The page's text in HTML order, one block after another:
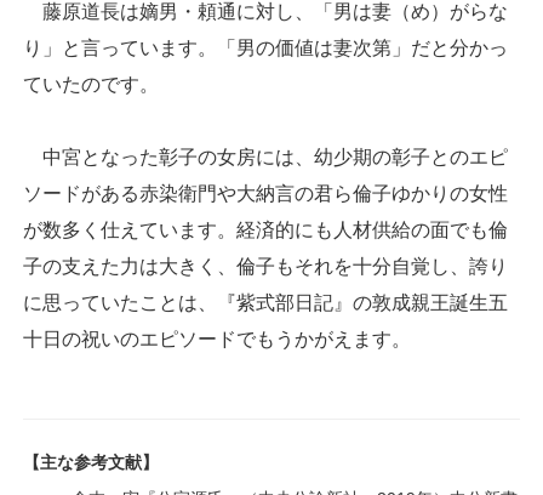
藤原道長は嫡男・頼通に対し、「男は妻（め）がらな
り」と言っています。「男の価値は妻次第」だと分かっ
ていたのです。
中宮となった彰子の女房には、幼少期の彰子とのエピ
ソードがある赤染衛門や大納言の君ら倫子ゆかりの女性
が数多く仕えています。経済的にも人材供給の面でも倫
子の支えた力は大きく、倫子もそれを十分自覚し、誇り
に思っていたことは、『紫式部日記』の敦成親王誕生五
十日の祝いのエピソードでもうかがえます。
【主な参考文献】